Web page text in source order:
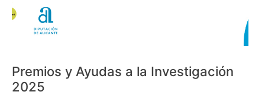
Premios y Ayudas a la Investigación
2025